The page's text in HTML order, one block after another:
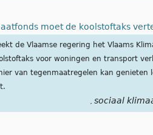
moet de koolstoftaks
de Vlaamse regering het Vlaams
voor woningen en transport
van tegenmaatregelen kan
sociaal